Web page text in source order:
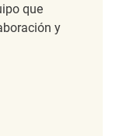
que
y